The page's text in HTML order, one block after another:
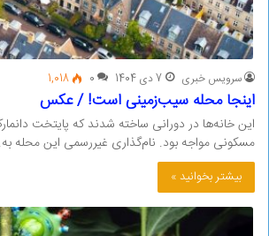
سرویس خبری 7 دی 1404 0
1,018
اینجا محله سیب‌زمینی است! / عکس
این خانه‌ها در دورانی ساخته شدند که پایتخت
مسکونی مواجه بود. نام‌گذاری غیررسمی این محله
بیشتر بخوانید »